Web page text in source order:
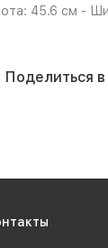
45.6 см -
Поделиться в